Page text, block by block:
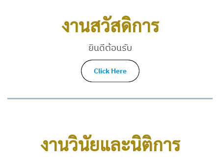
งานสวัสดิการ
ยินดีต้อนรับ
Click Here
งานวินัยและนิติการ